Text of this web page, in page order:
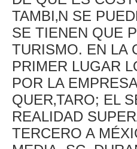
TAMBI‚N SE
SE TIENEN QUE
TURISMO. EN LA
PRIMER LUGAR
POR LA
QUER‚TARO; EL
REALIDAD
TERCERO A